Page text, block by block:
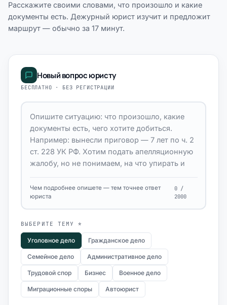
Расскажите своими словами, что произошло и какие
документы есть. Дежурный юрист изучит и предложит
маршрут — обычно за 17 минут.
Новый вопрос юристу
БЕСПЛАТНО · БЕЗ РЕГИСТРАЦИИ
Чем подробнее опишете — тем точнее ответ
юриста
0 /
2000
ВЫБЕРИТЕ ТЕМУ *
Уголовное дело Гражданское дело
Семейное дело Административное дело
Трудовой спор Бизнес Военное дело
Миграционные споры Автоюрист